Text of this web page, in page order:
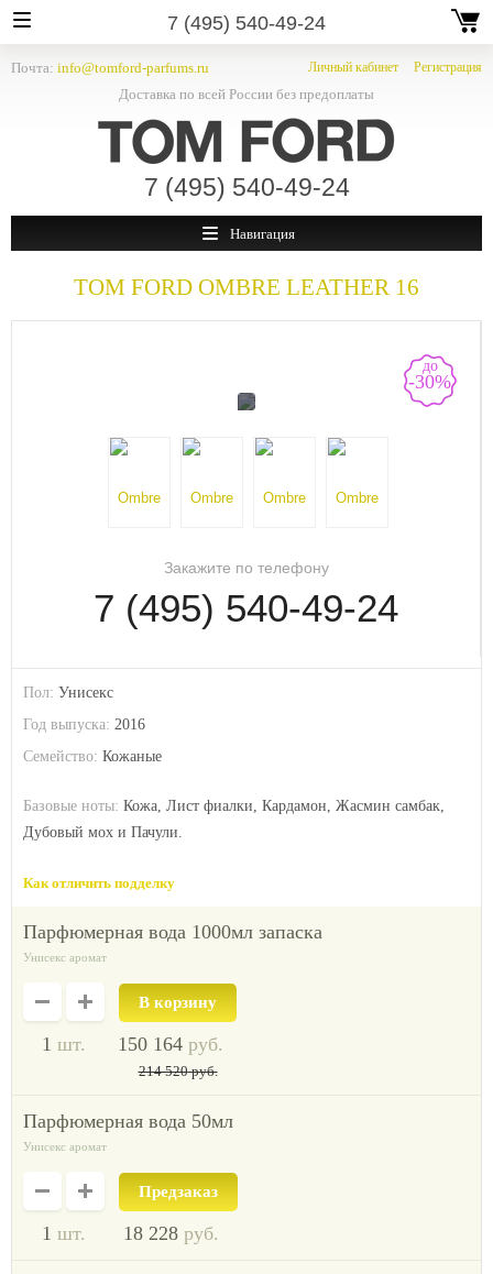
7 (495) 540-49-24
Почта: info@tomford-parfums.ru
Доставка по всей России без предоплаты
Личный кабинет Регистрация
7 (495) 540-49-24
Навигация
TOM FORD OMBRE LEATHER 16
до
-30%
Закажите по телефону
7 (495) 540-49-24
Как отличить подделку
Пол: Унисекс
Год выпуска: 2016
Семейство: Кожаные
Базовые ноты: Кожа, Лист фиалки, Кардамон, Жасмин самбак,
Дубовый мох и Пачули.
парфюмерная вода 1000мл запаска
Унисекс аромат
1 шт. 150 164 руб.
214 520руб.
парфюмерная вода 50мл
Унисекс аромат
1 шт.
Предзаказ
18 228 руб.